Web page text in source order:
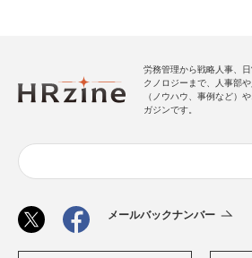
労務管理から戦略人事、
クノロジーまで、人事部
（ノウハウ、事例など）
ガジンです。
メールバックナンバー